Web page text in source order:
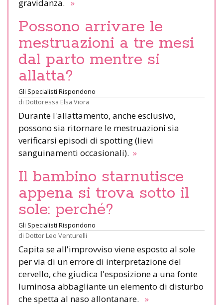
gravidanza. »
Possono arrivare le
mestruazioni a tre mesi
dal parto mentre si
allatta?
Gli Specialisti Rispondono
di Dottoressa Elsa Viora
Durante l'allattamento, anche esclusivo,
possono sia ritornare le mestruazioni sia
verificarsi episodi di spotting (lievi
sanguinamenti occasionali). »
Il bambino starnutisce
appena si trova sotto il
sole: perché?
Gli Specialisti Rispondono
di Dottor Leo Venturelli
Capita se all'improvviso viene esposto al sole
per via di un errore di interpretazione del
cervello, che giudica l'esposizione a una fonte
luminosa abbagliante un elemento di disturbo
che spetta al naso allontanare. »